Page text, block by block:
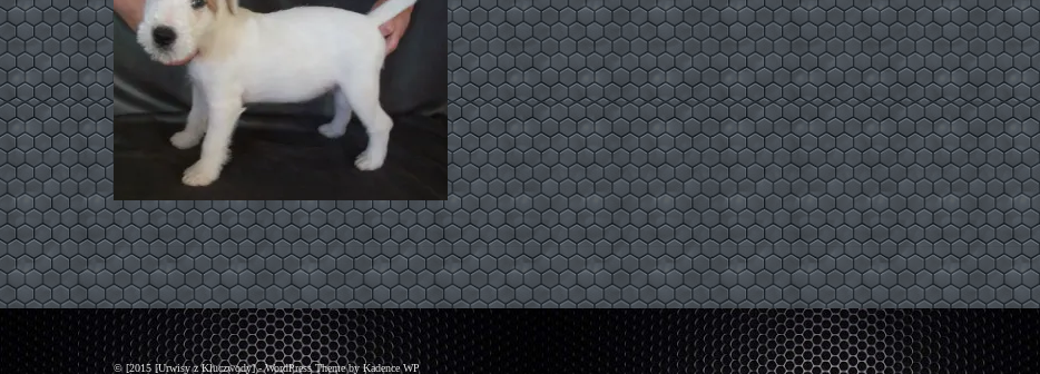
© [2015 [Urwisy z Kluczwody] - WordPress Theme byKadence WP